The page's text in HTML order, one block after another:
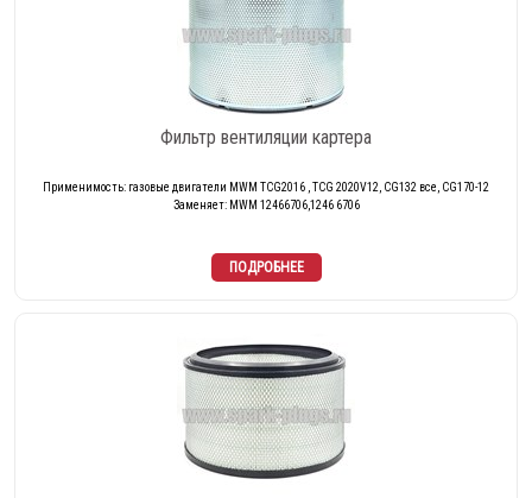
Фильтр вентиляции картера
Применимость: газовые двигатели MWM TCG2016 , TCG 2020V12, CG132 все, CG170-12
Заменяет: MWM 12466706,1246 6706